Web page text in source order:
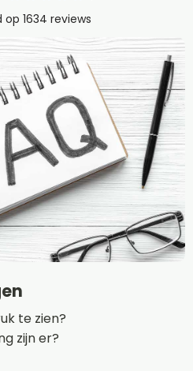
te zien?
zijn er?